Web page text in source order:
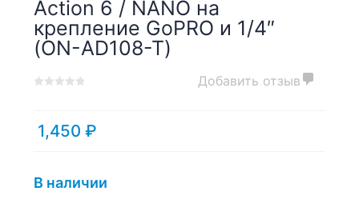
Action 6 / NANO на
крепление GoPRO и 1/4″
(ON-AD108-T)
of
based
ratings
Добавить отзыв
1,450 ₽
В наличии